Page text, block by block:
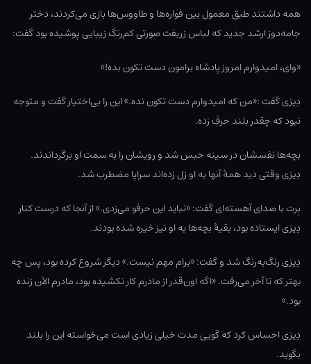
همه داشتند طبق معمول بین فواره‌ها و طاووس‌ها بازی می‌کردند، دختر
جامه‌دوز ارشد جدید که لباس زربفت صورتی کم‌رنگ زیبایی پوشیده بود گفت:
«وای، امیدوارم امروز پادشاه برامون دست تکون بده!»
دِیزی گفت :«من که امیدوارم دست تکون نده.» این را بی‌اختیار گفت و متوجه
نبود که چقدر بلند حرف زده.
بچه‌ها نفسشان در سینه حبس شد و رویشان را به سمت او برگرداندند.
دِیزی وقتی دید همۀ آنها به او زل زده‌اند سراپا مضطرب شد.
بِرت با صدای آهسته‌ای گفت: «نباید این حرفو می‌زدی.» از آنجا که درست کنار
دِیزی ایستاده بود، بقیۀ بچه‌ها به او نیز خیره شده بودند.
دِیزی رنگ‌به‌رنگ شد و گفت: «برام مهم نیست.» دیگر شروع کرده بود، پس چه
بهتر که تا آخر می‌رفت. «اگه اون‌قدر از مادرم کار نکشیده بود، مادرم الآن زنده
بود.»
دِیزی احساس کرد که گویی مدت خیلی زیادی است می‌خواسته این را بلند
بگوید.